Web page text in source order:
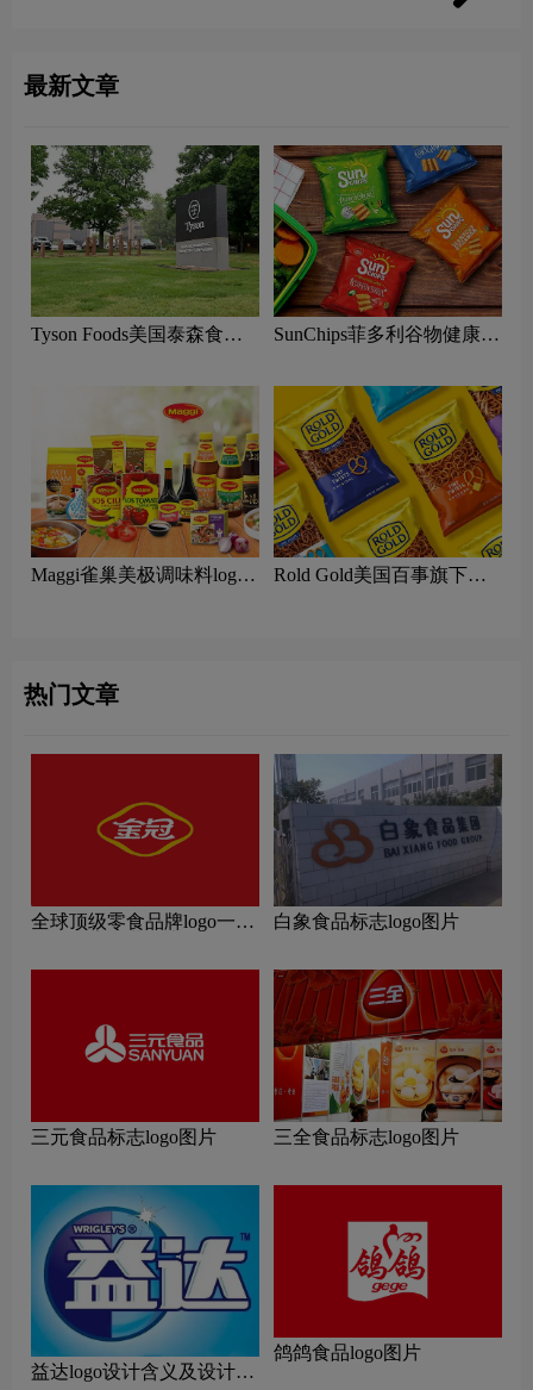
最新文章
Tyson Foods美国泰森食品
SunChips菲多利谷物健康零
Maggi雀巢美极调味料logo
Rold Gold美国百事旗下卷
热门文章
全球顶级零食品牌logo一
白象食品标志logo图片
三元食品标志logo图片 三全食品标志logo图片
益达logo设计含义及设计理
鸽鸽食品logo图片